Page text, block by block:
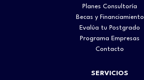
Planes Consultoría
Becas y Financiamiento
Evalúa tu Postgrado
Programa Empresas
Contacto
SERVICIOS